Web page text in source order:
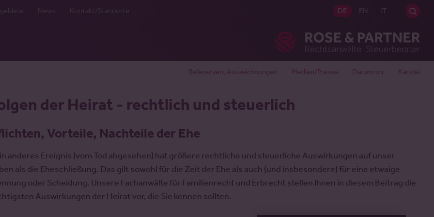
News Kontakt/Standorte DE EN IT
Referenzen, Auszeichnungen Medien/Presse Darum wir Kanzlei
der Heirat - rechtlich und steuerlich
Vorteile, Nachteile der Ehe
anderes Ereignis (vom Tod abgesehen) hat größere rechtliche und steuerliche Auswirkungen auf unser
als die Eheschließung. Das gilt sowohl für die Zeit der Ehe als auch (und insbesondere) für eine etwaige
oder Scheidung. Unsere Fachanwälte für Familienrecht und Erbrecht stellen Ihnen in diesem Beitrag die
Auswirkungen der Heirat vor, die Sie kennen sollten.